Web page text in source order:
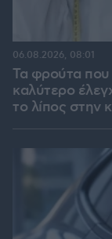
Τα φρούτα που
καλύτερο
το λίπος στην
06.08.2026, 08:01